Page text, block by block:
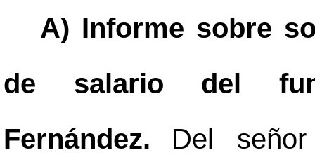
A) Informe sobre
de salario del
Fernández.
Del